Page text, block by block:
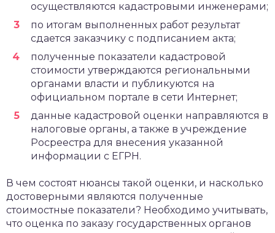
осуществляются кадастровыми инженерами;
по итогам выполненных работ результат
сдается заказчику с подписанием акта;
полученные показатели кадастровой
стоимости утверждаются региональными
органами власти и публикуются на
официальном портале в сети Интернет;
данные кадастровой оценки направляются в
налоговые органы, а также в учреждение
Росреестра для внесения указанной
информации с ЕГРН.
В чем состоят нюансы такой оценки, и насколько
достоверными являются полученные
стоимостные показатели? Необходимо учитывать,
что оценка по заказу государственных органов